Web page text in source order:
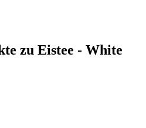
zu Eistee - White